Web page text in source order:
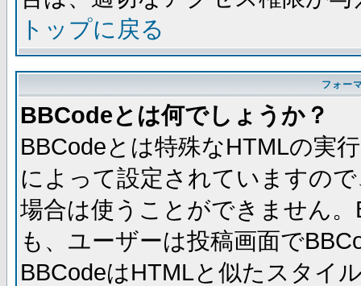
トップに戻る
フォー
BBCodeとは何でしょうか？
BBCodeとは特殊なHTMLの実
によって設定されていますの
場合は使うことができません
も、ユーザーは投稿画面で
BBCodeはHTMLと似たスタイ